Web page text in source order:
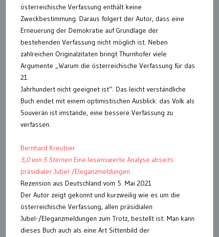
österreichische Verfassung enthält keine
Zweckbestimmung. Daraus folgert der Autor, dass eine
Erneuerung der Demokratie auf Grundlage der
bestehenden Verfassung nicht möglich ist. Neben
zahlreichen Originalzitaten bringt Thurnhofer viele
Argumente „Warum die österreichische Verfassung für das
21.
Jahrhundert nicht geeignet ist“. Das leicht verständliche
Buch endet mit einem optimistischen Ausblick: das Volk als
Souverän ist imstande, eine bessere Verfassung zu
verfassen.
Bernhard Kreutner
5,0 von 5 Sternen Eine lesenswerte Analyse abseits
präsidialer Jubel-/Eleganzmeldungen
Rezension aus Deutschland vom 5. Mai 2021
Der Autor zeigt gekonnt und kurzweilig wie es um die
österreichische Verfassung, allen präsidialen
Jubel-/Eleganzmeldungen zum Trotz, bestellt ist. Man kann
dieses Buch auch als eine Art Sittenbild der